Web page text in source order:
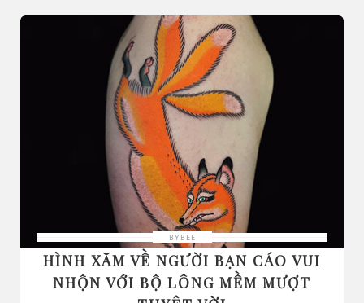
BYBEE
HÌNH XĂM VỀ NGƯỜI BẠN CÁO VUI
NHỘN VỚI BỘ LÔNG MỀM MƯỢT